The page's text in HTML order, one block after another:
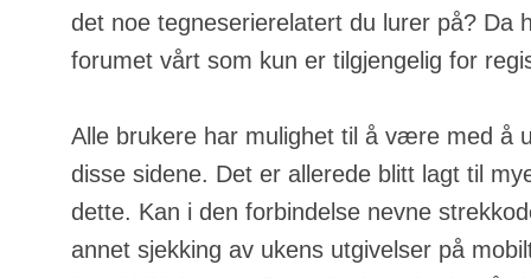
det noe tegneserierelatert du lurer på? Da
forumet vårt som kun er tilgjengelig for
Alle brukere har mulighet til å være med å
disse sidene. Det er allerede blitt lagt til
dette. Kan i den forbindelse nevne
annet sjekking av ukens utgivelser på